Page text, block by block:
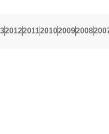
20122011201020092008